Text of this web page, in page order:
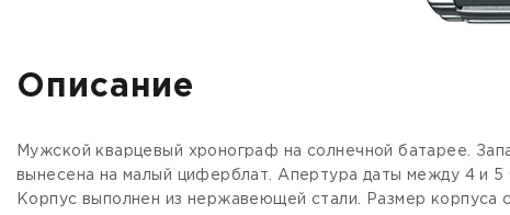
Описание
Мужской кварцевый хронограф на солнечной батарее.
вынесена на малый циферблат. Апертура даты между 4 и
Корпус выполнен из нержавеющей стали. Размер корпуса